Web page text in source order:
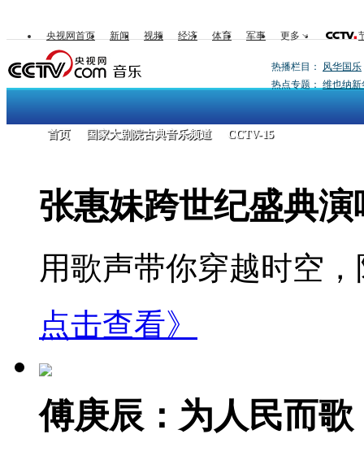
央视网首页 新闻 视频 经济 体育 军事 更多
热播栏目： 风华国乐
热点专题： 维也纳新
首页 国家大剧院古典音乐频道 CCTV-15
张惠妹跨世纪盛典演
用歌声带你穿越时空
点击查看》
傅庚辰：为人民而歌